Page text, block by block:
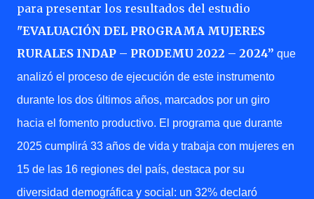
para presentar los resultados del estudio
"EVALUACIÓN DEL PROGRAMA MUJERES
RURALES INDAP – PRODEMU 2022 – 2024” que
analizó el proceso de ejecución de este instrumento
durante los dos últimos años, marcados por un giro
hacia el fomento productivo. El programa que durante
2025 cumplirá 33 años de vida y trabaja con mujeres en
15 de las 16 regiones del país, destaca por su
diversidad demográfica y social: un 32% declaró